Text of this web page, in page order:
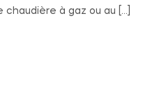
à gaz ou au […]